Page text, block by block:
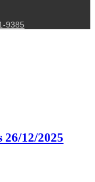
9385
26/12/2025